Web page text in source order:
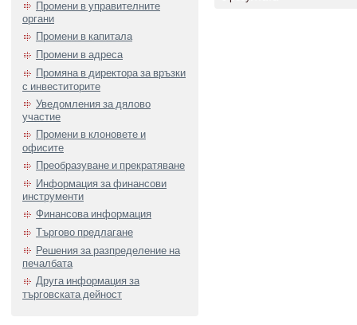
Промени в управителните
органи
Промени в капитала
Промени в адреса
Промяна в директора за връзки
с инвеститорите
Уведомления за дялово
участие
Промени в клоновете и
офисите
Преобразуване и прекратяване
Информация за финансови
инструменти
Финансова информация
Търгово предлагане
Решения за разпределение на
печалбата
Друга информация за
търговската дейност